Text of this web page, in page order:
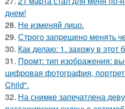
днем!
28. Не изменяй лицо.
29. Строго запрещено менять
30. Как делаю: 1. захожу в этот
31. Промт: тип изображения:
цифровая фотография,
Child".
32. На снимке запечатлена